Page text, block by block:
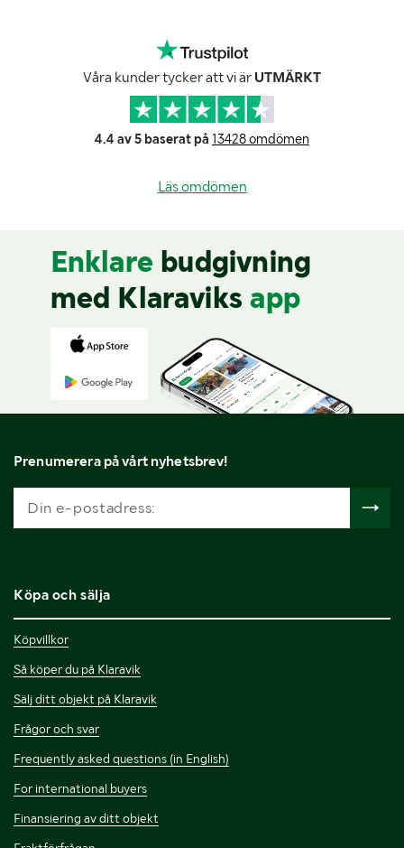
Våra kunder tycker att vi är UTMÄRKT
4.4 av 5 baserat på 13428 omdömen
Läs omdömen
Enklare budgivning
med Klaraviks app
Prenumerera på vårt nyhetsbrev!
Köpa och sälja
Köpvillkor
Så köper du på Klaravik
Sälj ditt objekt på Klaravik
Frågor och svar
Frequently asked questions (in English)
For international buyers
Finansiering av ditt objekt